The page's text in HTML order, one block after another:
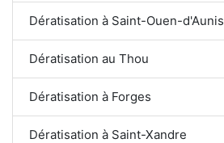
Dératisation à Saint-Ouen-d'Aunis
Dératisation au Thou
Dératisation à Forges
Dératisation à Saint-Xandre